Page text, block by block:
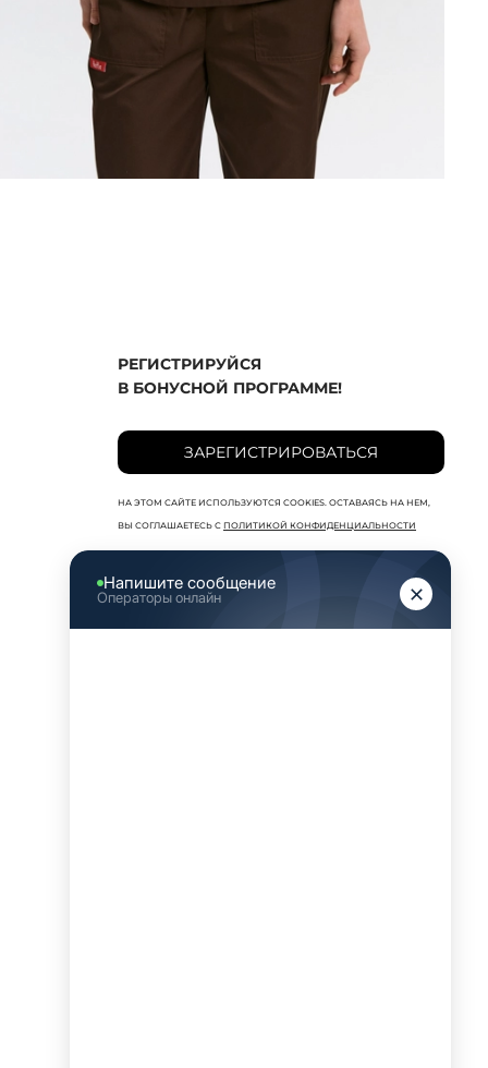
РЕГИСТРИРУЙСЯ
В БОНУСНОЙ ПРОГРАММЕ!
ЗАРЕГИСТРИРОВАТЬСЯ
НА ЭТОМ САЙТЕ ИСПОЛЬЗУЮТСЯ COOKIES. ОСТАВАЯСЬ НА НЕМ,
ВЫ СОГЛАШАЕТЕСЬ С ПОЛИТИКОЙ КОНФИДЕНЦИАЛЬНОСТИ